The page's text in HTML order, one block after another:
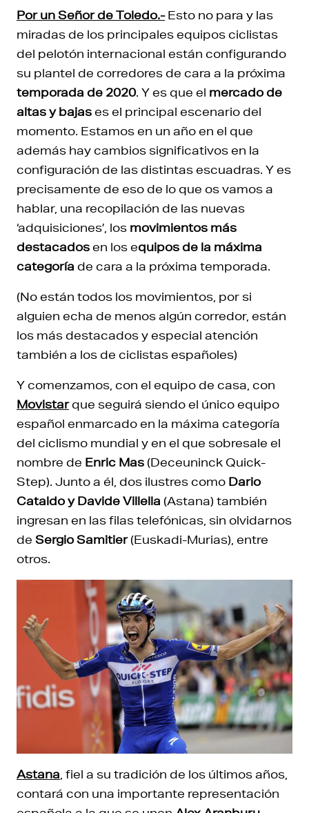
Por un Señor de Toledo.-Esto no para y las
miradas de los principales equipos ciclistas
del pelotón internacional están configurando
su plantel de corredores de cara a la próxima
temporada de 2020. Y es que el mercado de
altas y bajases el principal escenario del
momento. Estamos en un año en el que
además hay cambios significativos en la
configuración de las distintas escuadras. Y es
precisamente de eso de lo que os vamos a
hablar, una recopilación de las nuevas
‘adquisiciones’, los movimientos más
destacadosen los equipos de la máxima
categoría de cara a la próxima temporada.
(No están todos los movimientos, por si
alguien echa de menos algún corredor, están
los más destacados y especial atención
también a los de ciclistas españoles)
Y comenzamos, con el equipo de casa, con
Movistarque seguirá siendo el único equipo
español enmarcado en la máxima categoría
del ciclismo mundial y en el que sobresale el
nombre de Enric Mas (Deceuninck Quick-
Step). Junto a él, dos ilustres como Dario
Cataldo y Davide Villella (Astana) también
ingresan en las filas telefónicas, sin olvidarnos
de Sergio Samitier(Euskadi-Murias), entre
otros.
Astana, fiel a su tradición de los últimos años,
contará con una importante representación